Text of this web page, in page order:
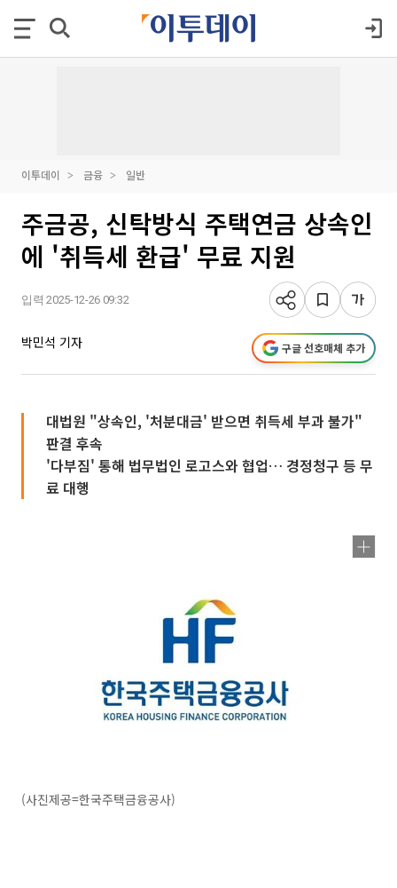
이투데이 금융 일반
주금공, 신탁방식 주택연금 상속인
에 '취득세 환급' 무료 지원
입력 2025-12-26 09:32
박민석 기자 구글 선호매체 추가
대법원 "상속인, '처분대금' 받으면 취득세 부과 불가"
판결 후속
'다부짐' 통해 법무법인 로고스와 협업… 경정청구 등 무
료 대행
(사진제공=한국주택금융공사)